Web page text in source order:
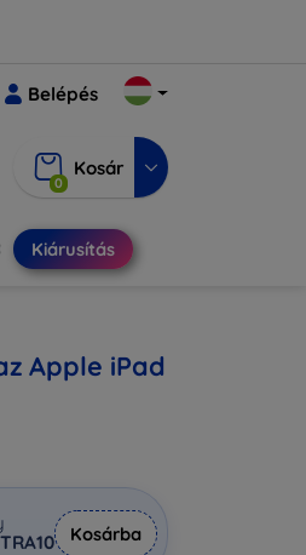
Belépés
0
Kosár
Kiárusítás
Apple iPad
Kosárba